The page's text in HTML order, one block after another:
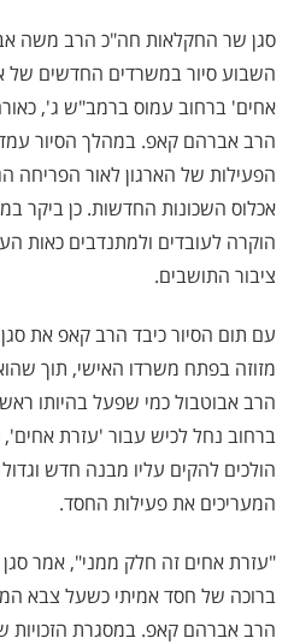
סגן שר החקלאות חה"כ הרב משה
השבוע סיור במשרדים החדשים של
אחים' ברחוב עמוס ברמב"ש ג',
הרב אברהם קאפ. במהלך הסיור
הפעילות של הארגון לאור הפריחה
אכלוס השכונות החדשות. כן ביקר
הוקרה לעובדים ולמתנדבים כאות
ציבור התושבים.
עם תום הסיור כיבד הרב קאפ את
מזוזה בפתח משרדו האישי, תוך
הרב אבוטבול כמי שפעל בהיותו
ברחוב נחל לכיש עבור 'עזרת
הולכים להקים עליו מבנה חדש
המעריכים את פעילות החסד.
"עזרת אחים זה חלק ממני", אמר
ברוכה של חסד אמיתי כשעל צבא
הרב אברהם קאפ. במסגרת הזכויות